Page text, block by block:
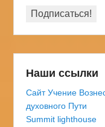
Наши ссылки
Сайт Учение
духовного Пути
Summit lighthouse